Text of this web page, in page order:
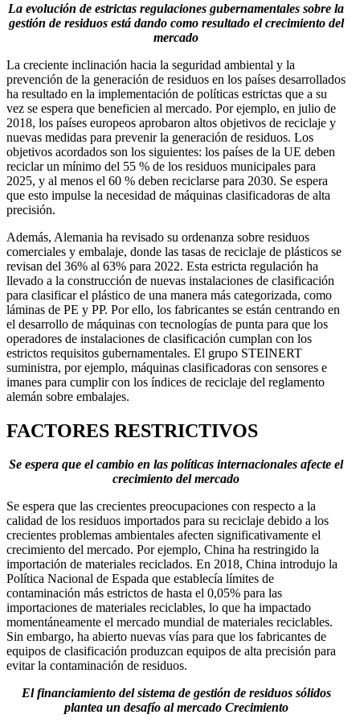
La evolución de estrictas regulaciones gubernamentales sobre la
gestión de residuos está dando como resultado el crecimiento del
mercado
La creciente inclinación hacia la seguridad ambiental y la
prevención de la generación de residuos en los países desarrollados
ha resultado en la implementación de políticas estrictas que a su
vez se espera que beneficien al mercado. Por ejemplo, en julio de
2018, los países europeos aprobaron altos objetivos de reciclaje y
nuevas medidas para prevenir la generación de residuos. Los
objetivos acordados son los siguientes: los países de la UE deben
reciclar un mínimo del 55 % de los residuos municipales para
2025, y al menos el 60 % deben reciclarse para 2030. Se espera
que esto impulse la necesidad de máquinas clasificadoras de alta
precisión.
Además, Alemania ha revisado su ordenanza sobre residuos
comerciales y embalaje, donde las tasas de reciclaje de plásticos se
revisan del 36% al 63% para 2022. Esta estricta regulación ha
llevado a la construcción de nuevas instalaciones de clasificación
para clasificar el plástico de una manera más categorizada, como
láminas de PE y PP. Por ello, los fabricantes se están centrando en
el desarrollo de máquinas con tecnologías de punta para que los
operadores de instalaciones de clasificación cumplan con los
estrictos requisitos gubernamentales. El grupo STEINERT
suministra, por ejemplo, máquinas clasificadoras con sensores e
imanes para cumplir con los índices de reciclaje del reglamento
alemán sobre embalajes.
FACTORES RESTRICTIVOS
Se espera que el cambio en las políticas internacionales afecte el
crecimiento del mercado
Se espera que las crecientes preocupaciones con respecto a la
calidad de los residuos importados para su reciclaje debido a los
crecientes problemas ambientales afecten significativamente el
crecimiento del mercado. Por ejemplo, China ha restringido la
importación de materiales reciclados. En 2018, China introdujo la
Política Nacional de Espada que establecía límites de
contaminación más estrictos de hasta el 0,05% para las
importaciones de materiales reciclables, lo que ha impactado
momentáneamente el mercado mundial de materiales reciclables.
Sin embargo, ha abierto nuevas vías para que los fabricantes de
equipos de clasificación produzcan equipos de alta precisión para
evitar la contaminación de residuos.
El financiamiento del sistema de gestión de residuos sólidos
plantea un desafío al mercado Crecimiento